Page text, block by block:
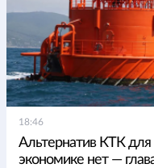
18:46
Альтернатив КТК
экономике нет —